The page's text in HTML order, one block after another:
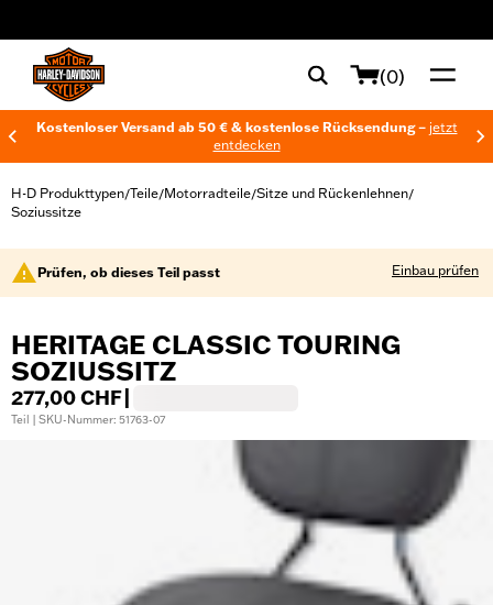
(0)
Kostenloser Versand ab 50 € & kostenlose Rücksendung – jetzt
entdecken
H-D Produkttypen/Teile/Motorradteile/Sitze und Rückenlehnen/
Soziussitze
Prüfen, ob dieses Teil passt Einbau prüfen
HERITAGE CLASSIC TOURING
SOZIUSSITZ
277,00 CHF
Teil | SKU-Nummer: 51763-07